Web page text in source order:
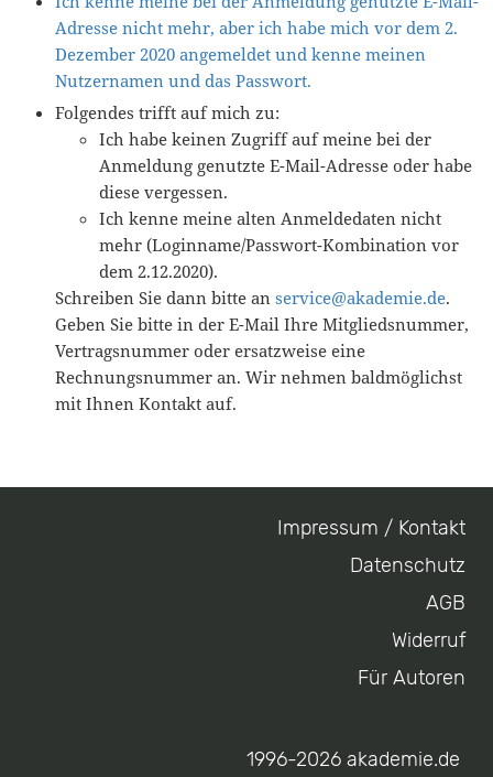
Adresse nicht mehr, aber ich habe mich vor dem 2.
Dezember 2020 angemeldet und kenne meinen
Nutzernamen und das Passwort.
Folgendes trifft auf mich zu:
Ich habe keinen Zugriff auf meine bei der
Anmeldung genutzte E-Mail-Adresse oder habe
diese vergessen.
Ich kenne meine alten Anmeldedaten nicht
mehr (Loginname/Passwort-Kombination vor
dem 2.12.2020).
Schreiben Sie dann bitte an service@akademie.de.
Geben Sie bitte in der E-Mail Ihre Mitgliedsnummer,
Vertragsnummer oder ersatzweise eine
Rechnungsnummer an. Wir nehmen baldmöglichst
mit Ihnen Kontakt auf.
Impressum / Kontakt
Datenschutz
AGB
Widerruf
Für Autoren
1996-2026 akademie.de